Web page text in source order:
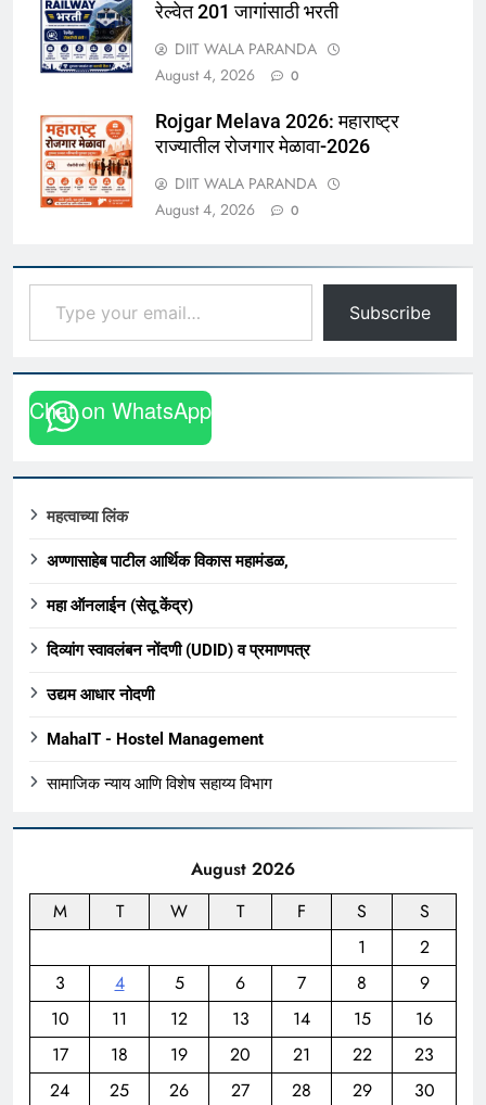
रेल्वेत 201 जागांसाठी भरती
DIIT WALA PARANDA
August 4, 2026
0
Rojgar Melava 2026: महाराष्ट्र
राज्यातील रोजगार मेळावा-2026
DIIT WALA PARANDA
August 4, 2026
0
Type your email…
Subscribe
Chat on WhatsApp
महत्वाच्या लिंक
अण्णासाहेब पाटील आर्थिक विकास महामंडळ,
महा ऑनलाईन (सेतू केंद्र)
दिव्यांग स्वावलंबन नोंदणी (UDID) व प्रमाणपत्र
उद्यम आधार नोदणी
MahaIT - Hostel Management
सामाजिक न्याय आणि विशेष सहाय्य विभाग
August 2026
M
T W T F S
S
1
2
3
4 5 6 7 8
9
10
11 12 13 14 15
16
17
18 19 20 21 22
23
24
25 26 27 28 29 30